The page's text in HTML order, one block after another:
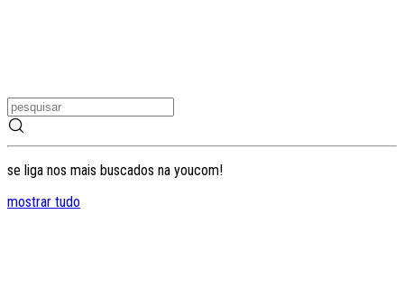
se liga nos mais buscados na youcom!
mostrar tudo